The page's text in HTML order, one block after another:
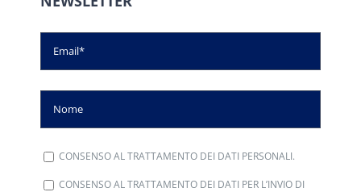
CONSENSO AL TRATTAMENTO DEI DATI PERSONALI.
CONSENSO AL TRATTAMENTO DEI DATI PER L’INVIO DI